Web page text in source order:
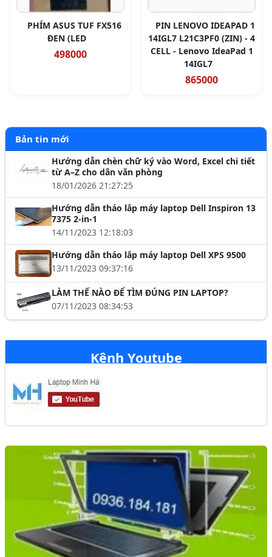
PHÍM ASUS TUF FX516
ĐEN (LED
498000
PIN LENOVO IDEAPAD 1
14IGL7 L21C3PF0 (ZIN) - 4
CELL - Lenovo IdeaPad 1
14IGL7
865000
Bản tin mới
Hướng dẫn chèn chữ ký vào Word, Excel chi tiết
từ A–Z cho dân văn phòng
18/01/2026 21:27:25
Hướng dẫn tháo lắp máy laptop Dell Inspiron 13
7375 2-in-1
14/11/2023 12:18:03
Hướng dẫn tháo lắp máy laptop Dell XPS 9500
13/11/2023 09:37:16
LÀM THẾ NÀO ĐỂ TÌM ĐÚNG PIN LAPTOP?
07/11/2023 08:34:53
Kênh Youtube